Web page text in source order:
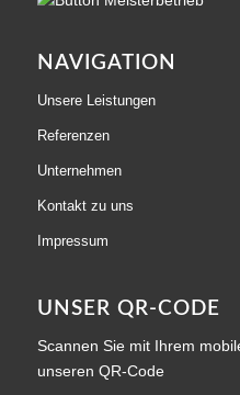
NAVIGATION
Unsere Leistungen
Referenzen
Unternehmen
Kontakt zu uns
Impressum
UNSER QR-CODE
Scannen Sie mit Ihrem
unseren QR-Code